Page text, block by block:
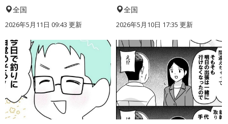
全国
2026年5月11日 09:43 更新
全国
2026年5月10日 17:35 更新